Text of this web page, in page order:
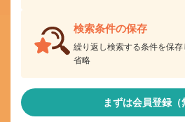
検索条件の保存
繰り返し検索する条件を保
省略
まずは会員登録（